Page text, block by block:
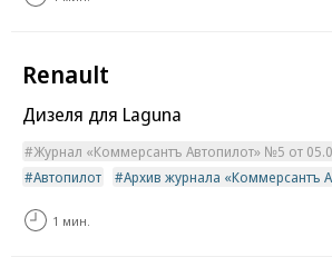
Renault
Дизеля для Laguna
Журнал «Коммерсантъ Автопилот» №5 от
Автопилот
Архив журнала «Коммерсантъ
1 мин.